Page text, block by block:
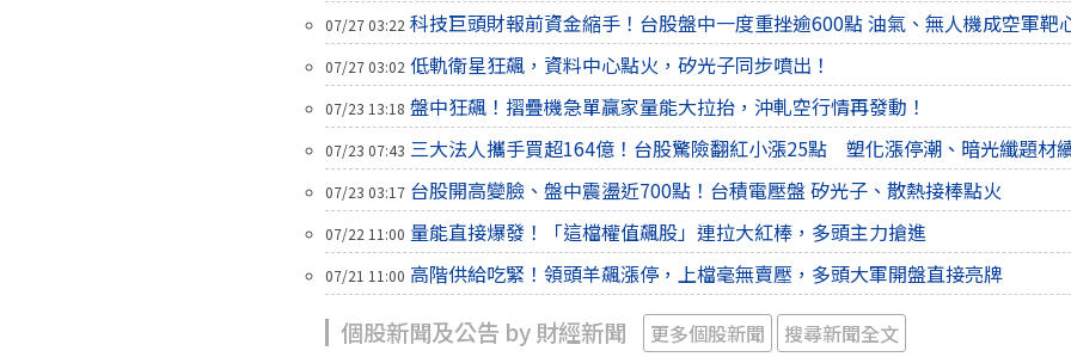
07/27 03:22 科技巨頭財報前資金縮手！台股盤中一度重挫逾600點 油氣、無人機成空軍靶
07/27 03:02 低軌衛星狂飆，資料中心點火，矽光子同步噴出！
07/23 13:18 盤中狂飆！摺疊機急單贏家量能大拉抬，沖軋空行情再發動！
07/23 07:43 三大法人攜手買超164億！台股驚險翻紅小漲25點 塑化漲停潮、暗光纖題材
07/23 03:17 台股開高變臉、盤中震盪近700點！台積電壓盤 矽光子、散熱接棒點火
07/22 11:00 量能直接爆發！「這檔權值飆股」連拉大紅棒，多頭主力搶進
07/21 11:00 高階供給吃緊！領頭羊飆漲停，上檔毫無賣壓，多頭大軍開盤直接亮牌
個股新聞及公告 by 財經新聞 更多個股新聞 搜尋新聞全文